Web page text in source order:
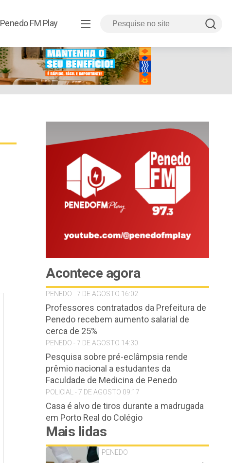
Penedo FM Play
Acontece agora
PENEDO - 7 DE AGOSTO 16:02
Professores contratados da Prefeitura de
Penedo recebem aumento salarial de
cerca de 25%
PENEDO - 7 DE AGOSTO 14:30
Pesquisa sobre pré-eclâmpsia rende
prêmio nacional a estudantes da
Faculdade de Medicina de Penedo
POLICIAL - 7 DE AGOSTO 09:17
Casa é alvo de tiros durante a madrugada
em Porto Real do Colégio
Mais lidas
PENEDO